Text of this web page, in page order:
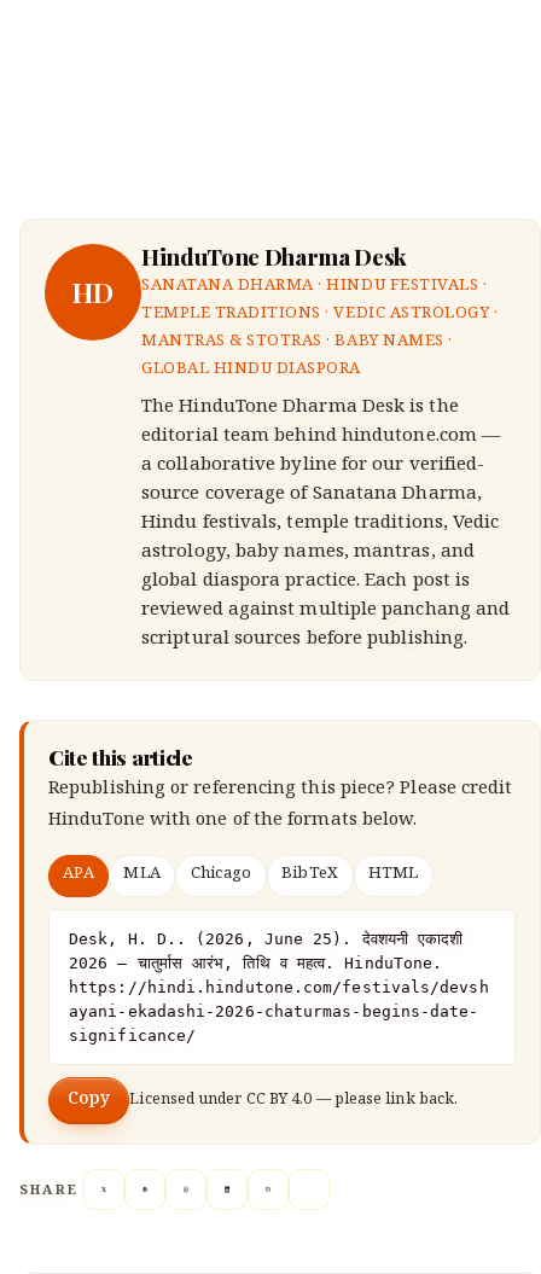
HD
HinduTone Dharma Desk
SANATANA DHARMA · HINDU FESTIVALS ·
TEMPLE TRADITIONS · VEDIC ASTROLOGY ·
MANTRAS & STOTRAS · BABY NAMES ·
GLOBAL HINDU DIASPORA
The HinduTone Dharma Desk is the
editorial team behind hindutone.com —
a collaborative byline for our verified-
source coverage of Sanatana Dharma,
Hindu festivals, temple traditions, Vedic
astrology, baby names, mantras, and
global diaspora practice. Each post is
reviewed against multiple panchang and
scriptural sources before publishing.
Cite this article
Republishing or referencing this piece? Please credit
HinduTone with one of the formats below.
APA MLA Chicago BibTeX HTML
Desk, H. D.. (2026, June 25). देवशयनी एकादशी
2026 — चातुर्मास आरंभ, तिथि व महत्व. HinduTone.
https://hindi.hindutone.com/festivals/devsh
ayani-ekadashi-2026-chaturmas-begins-date-
significance/
Copy Licensed under CC BY 4.0 — please link back.
SHARE